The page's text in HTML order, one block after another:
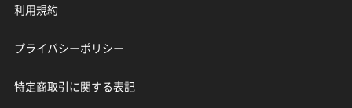
利用規約
プライバシーポリシー
特定商取引に関する表記